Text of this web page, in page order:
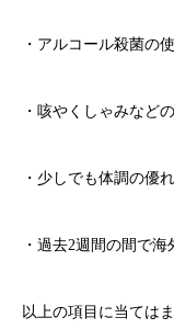
・アルコール殺菌の
・咳やくしゃみなど
・少しでも体調の優
・過去2週間の間で海
以上の項目に当ては